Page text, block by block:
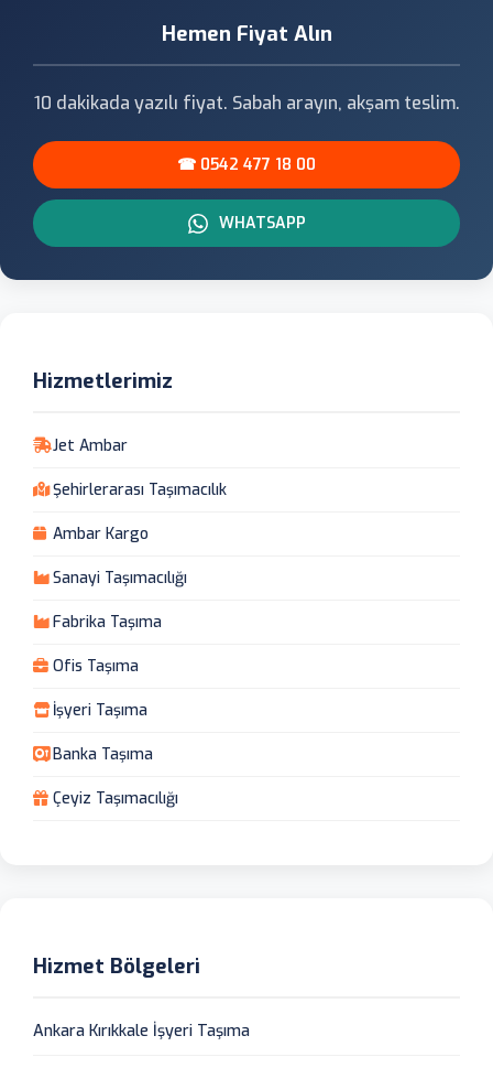
Hemen Fiyat Alın
10 dakikada yazılı fiyat. Sabah arayın, akşam teslim.
☎ 0542 477 18 00
WHATSAPP
Hizmetlerimiz
Jet Ambar
Şehirlerarası Taşımacılık
Ambar Kargo
Sanayi Taşımacılığı
Fabrika Taşıma
Ofis Taşıma
İşyeri Taşıma
Banka Taşıma
Çeyiz Taşımacılığı
Hizmet Bölgeleri
Ankara Kırıkkale İşyeri Taşıma